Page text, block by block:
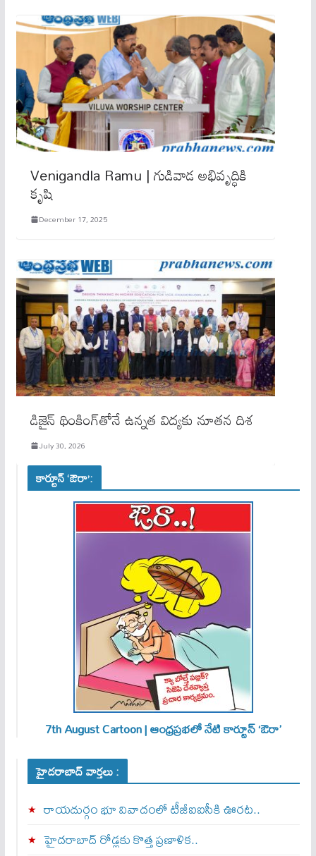
Venigandla Ramu | గుడివాడ అభివృద్ధికి
కృషి
December 17, 2025
డిజైన్ థింకింగ్‌తోనే ఉన్నత విద్యకు నూతన దిశ
July 30, 2026
కార్టూన్ ‘ఔరా’:
7th August Cartoon | ఆంధ్రప్రభలో నేటి కార్టూన్ ‘ఔరా’
హైదరాబాద్ వార్తలు :
రాయదుర్గం భూ వివాదంలో టీజీఐఐసీకి ఊరట..
హైదరాబాద్ రోడ్లకు కొత్త ప్రణాళిక..